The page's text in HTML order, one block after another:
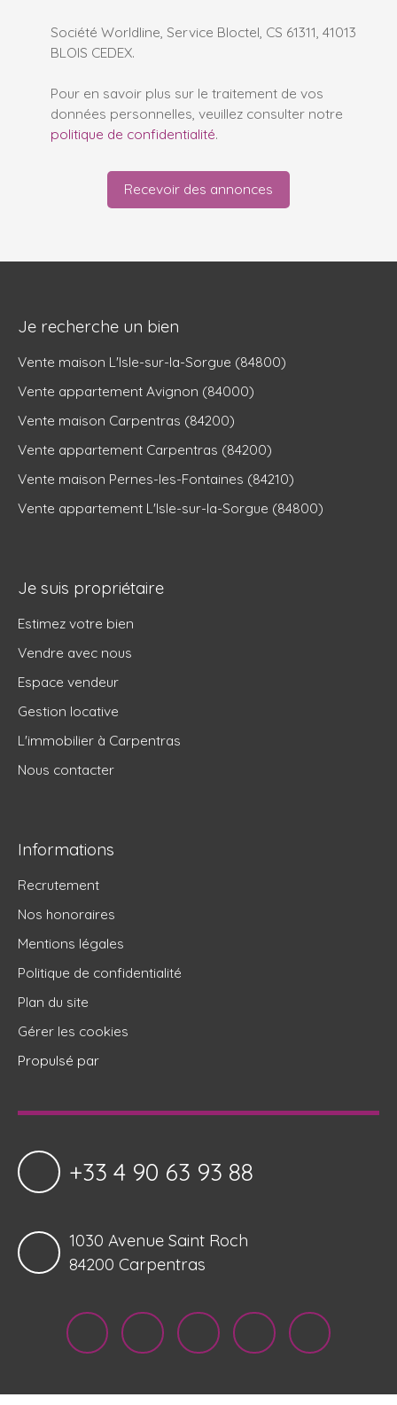
Société Worldline, Service Bloctel, CS 61311, 41013
BLOIS CEDEX.
Pour en savoir plus sur le traitement de vos
données personnelles, veuillez consulter notre
politique de confidentialité.
Recevoir des annonces
Je recherche un bien
Vente maison L'Isle-sur-la-Sorgue (84800)
Vente appartement Avignon (84000)
Vente maison Carpentras (84200)
Vente appartement Carpentras (84200)
Vente maison Pernes-les-Fontaines (84210)
Vente appartement L'Isle-sur-la-Sorgue (84800)
Je suis propriétaire
Estimez votre bien
Vendre avec nous
Espace vendeur
Gestion locative
L'immobilier à Carpentras
Nous contacter
Informations
Recrutement
Nos honoraires
Mentions légales
Politique de confidentialité
Plan du site
Gérer les cookies
Propulsé par
+33 4 90 63 93 88
1030 Avenue Saint Roch
84200 Carpentras